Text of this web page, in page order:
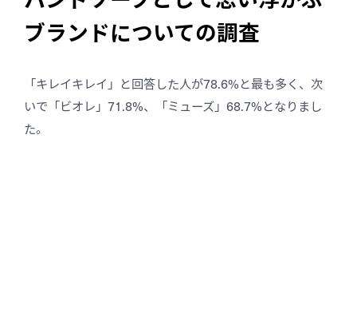
ブランドについての調査
「キレイキレイ」と回答した人が78.6%と最も多く、次
いで「ビオレ」71.8%、「ミューズ」68.7%となりまし
た。